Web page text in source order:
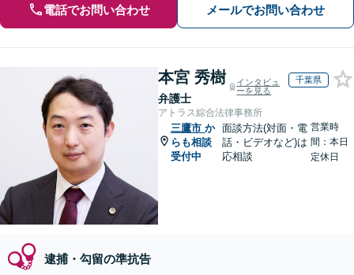
電話でお問い合わせ メールでお問い合わせ
本宮 秀樹
弁護士
インタビュ
ーを見る
千葉県
アトラス綜合法律事務所
三鷹市 か
らも相談
受付中
面談方法(対面・電
話・ビデオなど)は
応相談
営業時
間：本日
定休日
逮捕・勾留の準抗告